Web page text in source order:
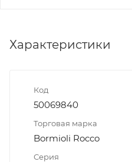
Характеристики
Код
50069840
Торговая марка
Bormioli Rocco
Серия